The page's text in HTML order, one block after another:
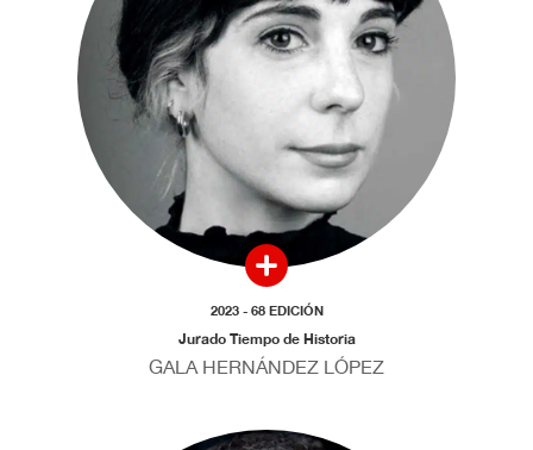
2023 - 68 EDICIÓN
Jurado Tiempo de Historia
GALA HERNÁNDEZ LÓPEZ